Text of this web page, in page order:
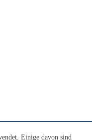
Einige davon sind